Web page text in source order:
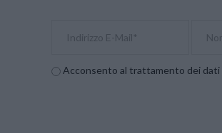
Acconsento al trattamento dei dati